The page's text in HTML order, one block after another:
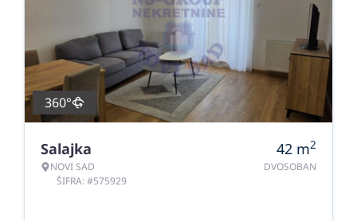
360°
Salajka
NOVI SAD
ŠIFRA: #575929
42 m2
DVOSOBAN